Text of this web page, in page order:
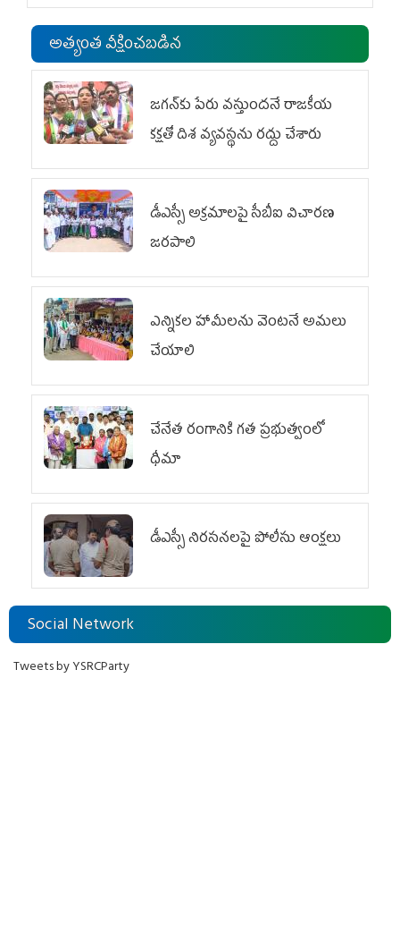
అత్యంత వీక్షించబడిన
జగన్‌కు పేరు వస్తుందనే రాజకీయ
కక్షతో దిశ వ్య‌వ‌స్థ‌ను రద్దు చేశారు
డీఎస్సీ అక్రమాలపై సీబీఐ విచారణ
జరపాలి
ఎన్నికల హామీలను వెంటనే అమలు
చేయాలి
చేనేత రంగానికి గత ప్రభుత్వంలో
ధీమా
డీఎస్సీ నిరసనలపై పోలీసు ఆంక్షలు
Social Network
Tweets by YSRCParty